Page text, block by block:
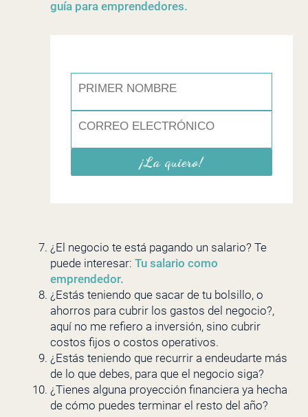
guía para emprendedores.
¡La quiero!
¿El negocio te está pagando un salario? Te
puede interesar: Tu salario como
emprendedor.
¿Estás teniendo que sacar de tu bolsillo, o
ahorros para cubrir los gastos del negocio?,
aquí no me refiero a inversión, sino cubrir
costos fijos o costos operativos.
¿Estás teniendo que recurrir a endeudarte más
de lo que debes, para que el negocio siga?
¿Tienes alguna proyección financiera ya hecha
de cómo puedes terminar el resto del año?